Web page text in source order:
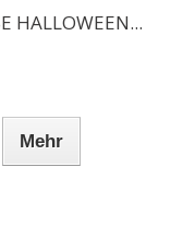
HALLOWEEN...
Mehr